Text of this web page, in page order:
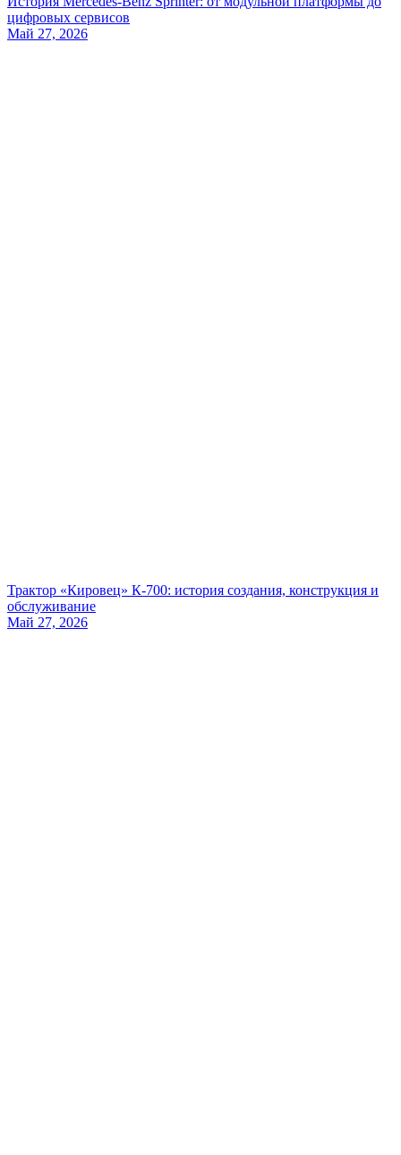
цифровых сервисов
Май 27, 2026
Трактор «Кировец» К-700: история создания, конструкция и
обслуживание
Май 27, 2026